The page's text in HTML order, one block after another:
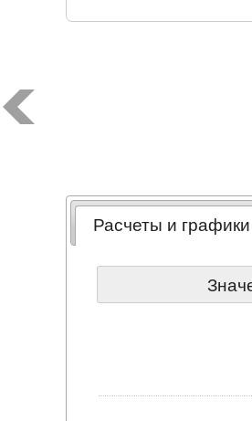
Расчеты и графики